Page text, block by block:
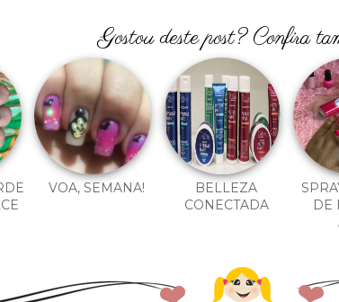
Gostou deste post? Confira
VOA, SEMANA!
BELLEZA
CONECTADA
DE